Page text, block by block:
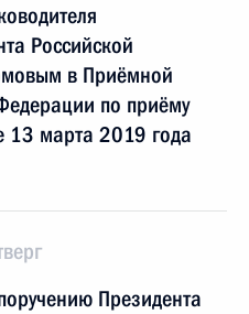
Российской
в Приёмной
по приёму
13 марта 2019 года
Президента